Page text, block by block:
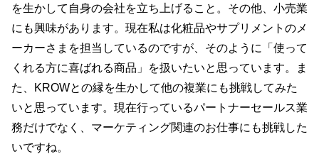
を生かして自身の会社を立ち上げること。その他、小売業
にも興味があります。現在私は化粧品やサプリメントのメ
ーカーさまを担当しているのですが、そのように「使って
くれる方に喜ばれる商品」を扱いたいと思っています。ま
た、KROWとの縁を生かして他の複業にも挑戦してみた
いと思っています。現在行っているパートナーセールス業
務だけでなく、マーケティング関連のお仕事にも挑戦した
いですね。